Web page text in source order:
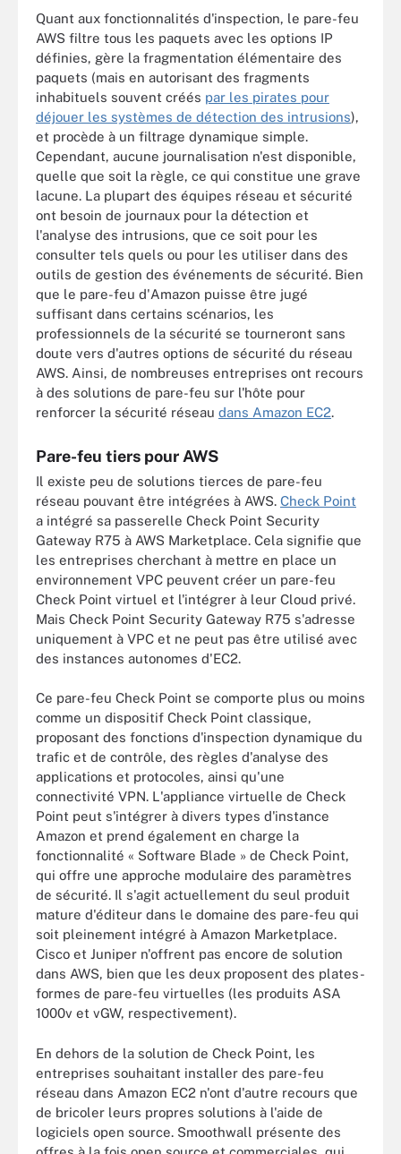
Quant aux fonctionnalités d'inspection, le pare-feu
AWS filtre tous les paquets avec les options IP
définies, gère la fragmentation élémentaire des
paquets (mais en autorisant des fragments
inhabituels souvent créés par les pirates pour
déjouer les systèmes de détection des intrusions),
et procède à un filtrage dynamique simple.
Cependant, aucune journalisation n'est disponible,
quelle que soit la règle, ce qui constitue une grave
lacune. La plupart des équipes réseau et sécurité
ont besoin de journaux pour la détection et
l'analyse des intrusions, que ce soit pour les
consulter tels quels ou pour les utiliser dans des
outils de gestion des événements de sécurité. Bien
que le pare-feu d'Amazon puisse être jugé
suffisant dans certains scénarios, les
professionnels de la sécurité se tourneront sans
doute vers d'autres options de sécurité du réseau
AWS. Ainsi, de nombreuses entreprises ont recours
à des solutions de pare-feu sur l'hôte pour
renforcer la sécurité réseau dans Amazon EC2.
Pare-feu tiers pour AWS
Il existe peu de solutions tierces de pare-feu
réseau pouvant être intégrées à AWS. Check Point
a intégré sa passerelle Check Point Security
Gateway R75 à AWS Marketplace. Cela signifie que
les entreprises cherchant à mettre en place un
environnement VPC peuvent créer un pare-feu
Check Point virtuel et l'intégrer à leur Cloud privé.
Mais Check Point Security Gateway R75 s'adresse
uniquement à VPC et ne peut pas être utilisé avec
des instances autonomes d'EC2.
Ce pare-feu Check Point se comporte plus ou moins
comme un dispositif Check Point classique,
proposant des fonctions d'inspection dynamique du
trafic et de contrôle, des règles d'analyse des
applications et protocoles, ainsi qu'une
connectivité VPN. L'appliance virtuelle de Check
Point peut s'intégrer à divers types d'instance
Amazon et prend également en charge la
fonctionnalité « Software Blade » de Check Point,
qui offre une approche modulaire des paramètres
de sécurité. Il s'agit actuellement du seul produit
mature d'éditeur dans le domaine des pare-feu qui
soit pleinement intégré à Amazon Marketplace.
Cisco et Juniper n'offrent pas encore de solution
dans AWS, bien que les deux proposent des plates-
formes de pare-feu virtuelles (les produits ASA
1000v et vGW, respectivement).
En dehors de la solution de Check Point, les
entreprises souhaitant installer des pare-feu
réseau dans Amazon EC2 n'ont d'autre recours que
de bricoler leurs propres solutions à l'aide de
logiciels open source. Smoothwall présente des